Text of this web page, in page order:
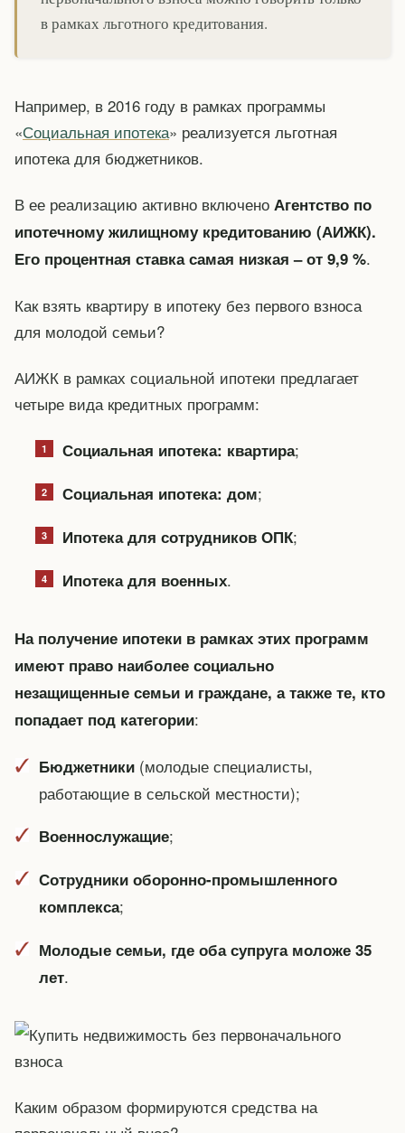
в рамках льготного кредитования.
Например, в 2016 году в рамках программы
«Социальная ипотека» реализуется льготная
ипотека для бюджетников.
В ее реализацию активно включено Агентство по
ипотечному жилищному кредитованию (АИЖК).
Его процентная ставка самая низкая – от 9,9 %.
Как взять квартиру в ипотеку без первого взноса
для молодой семьи?
АИЖК в рамках социальной ипотеки предлагает
четыре вида кредитных программ:
Социальная ипотека: квартира;
Социальная ипотека: дом;
Ипотека для сотрудников ОПК;
Ипотека для военных.
На получение ипотеки в рамках этих программ
имеют право наиболее социально
незащищенные семьи и граждане, а также те, кто
попадает под категории:
Бюджетники(молодые специалисты,
работающие в сельской местности);
Военнослужащие;
Сотрудники оборонно-промышленного
комплекса;
Молодые семьи, где оба супруга моложе 35
лет.
Каким образом формируются средства на